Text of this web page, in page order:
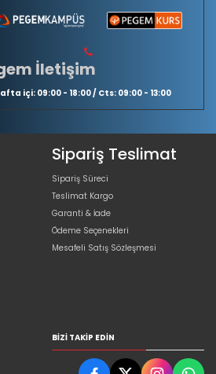
İletişim
içi: 09:00 - 18:00 / Cts: 09:00 - 13:00
Sipariş Teslimat
Sipariş Süreci
Teslimat Kargo
Garanti & İade
Ödeme Seçenekleri
Mesafeli Satış Sözleşmesi
BIZI TAKIP EDIN